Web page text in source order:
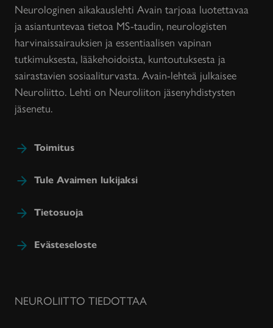
Neurologinen aikakauslehti Avain tarjoaa luotettavaa
ja asiantuntevaa tietoa MS-taudin, neurologisten
harvinaissairauksien ja essentiaalisen vapinan
tutkimuksesta, lääkehoidoista, kuntoutuksesta ja
sairastavien sosiaaliturvasta. Avain-lehteä julkaisee
Neuroliitto. Lehti on Neuroliiton jäsenyhdistysten
jäsenetu.
Toimitus
Tule Avaimen lukijaksi
Tietosuoja
Evästeseloste
NEUROLIITTO TIEDOTTAA